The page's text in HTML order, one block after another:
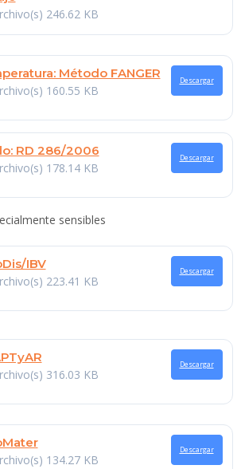
246.62 KB
Método FANGER
160.55 KB
Descargar
RD 286/2006
178.14 KB
Descargar
sensibles
IBV
223.41 KB
Descargar
316.03 KB
Descargar
134.27 KB
Descargar